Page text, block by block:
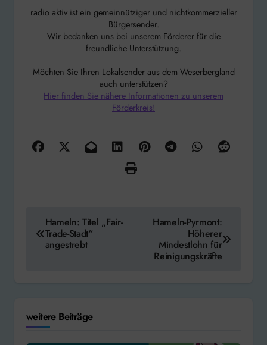
radio aktiv ist ein gemeinnütziger und nichtkommerzieller
Bürgersender.
Wir bedanken uns bei unserem Förderer für die
freundliche Unterstützung.
Möchten Sie Ihren Lokalsender aus dem Weserbergland
auch unterstützen?
Hier finden Sie nähere Informationen zu unserem
Förderkreis!
Beitragsnavigation
Hameln: Titel „Fair-
Trade-Stadt“
angestrebt
Hameln-Pyrmont:
Höherer
Mindestlohn für
Reinigungskräfte
weitere Beiträge